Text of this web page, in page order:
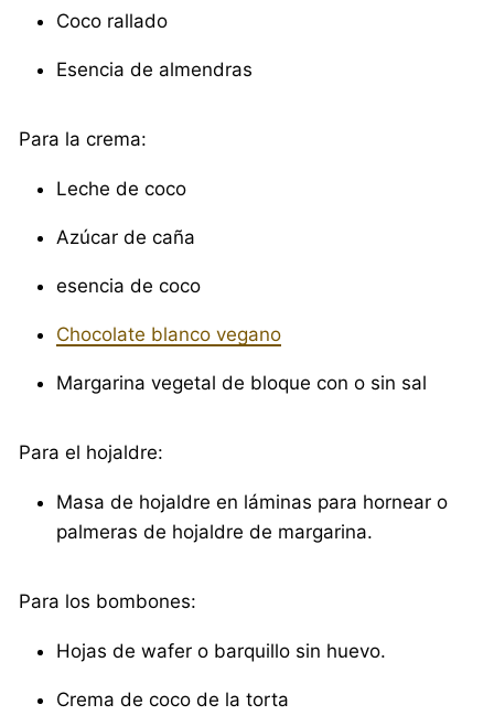
Coco rallado
Esencia de almendras
Para la crema:
Leche de coco
Azúcar de caña
esencia de coco
Chocolate blanco vegano
Margarina vegetal de bloque con o sin sal
Para el hojaldre:
Masa de hojaldre en láminas para hornear o
palmeras de hojaldre de margarina.
Para los bombones:
Hojas de wafer o barquillo sin huevo.
Crema de coco de la torta